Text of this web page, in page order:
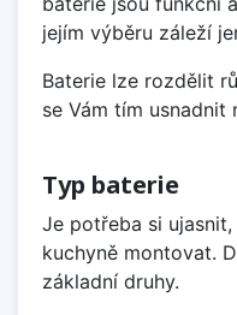
jejím výběru záleží
Baterie lze rozdělit
se Vám tím usnadnit
Typ baterie
Je potřeba si
kuchyně montovat.
základní druhy.